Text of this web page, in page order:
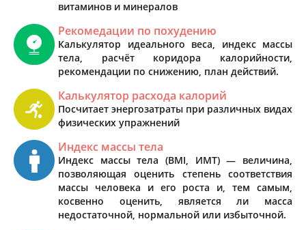
витаминов и минералов
Рекомедации по похудению
Калькулятор идеального веса, индекс массы
тела, расчёт коридора калорийности,
рекомендации по снижению, план действий.
Калькулятор расхода калорий
Посчитает энергозатраты при различных видах
физических упражнений
Индекс массы тела
Индекс массы тела (BMI, ИМТ) — величина,
позволяющая оценить степень соответствия
массы человека и его роста и, тем самым,
косвенно оценить, является ли масса
недостаточной, нормальной или избыточной.